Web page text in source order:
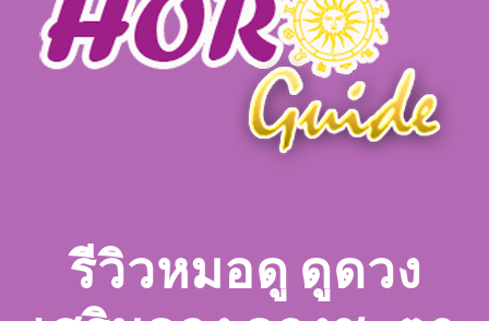
รีวิวหมอดู ดูดวง